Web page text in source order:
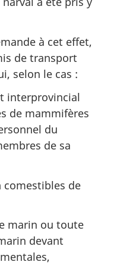
à cet effet,
de transport
selon le cas :
interprovincial
de mammifères
du
de sa
comestibles de
marin ou toute
devant